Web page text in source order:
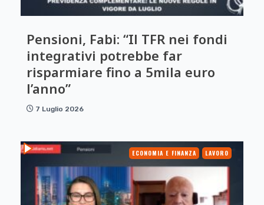
Pensioni, Fabi: “Il TFR nei fondi
integrativi potrebbe far
risparmiare fino a 5mila euro
l’anno”
7 Luglio 2026
ECONOMIA E FINANZA LAVORO